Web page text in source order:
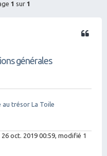
1 sur 1
générales
Citation
au trésor La Toile
26 oct. 2019 00:59, modifié 1